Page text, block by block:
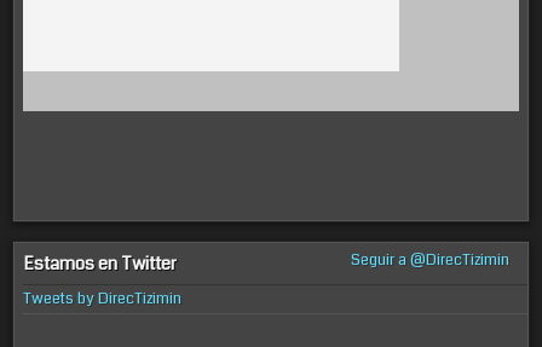
Estamos en Twitter
Seguir a @DirecTizimin
Tweets by DirecTizimin